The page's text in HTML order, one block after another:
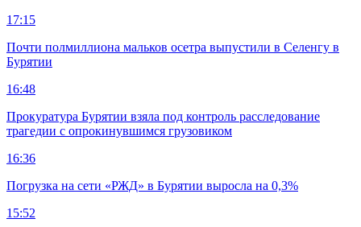
17:15
Почти полмиллиона мальков осетра выпустили в Селенгу в
Бурятии
16:48
Прокуратура Бурятии взяла под контроль расследование
трагедии с опрокинувшимся грузовиком
16:36
Погрузка на сети «РЖД» в Бурятии выросла на 0,3%
15:52